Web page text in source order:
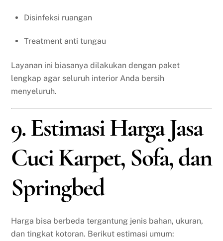
Disinfeksi ruangan
Treatment anti tungau
Layanan ini biasanya dilakukan dengan paket
lengkap agar seluruh interior Anda bersih
menyeluruh.
9. Estimasi Harga Jasa
Cuci Karpet, Sofa, dan
Springbed
Harga bisa berbeda tergantung jenis bahan, ukuran,
dan tingkat kotoran. Berikut estimasi umum: